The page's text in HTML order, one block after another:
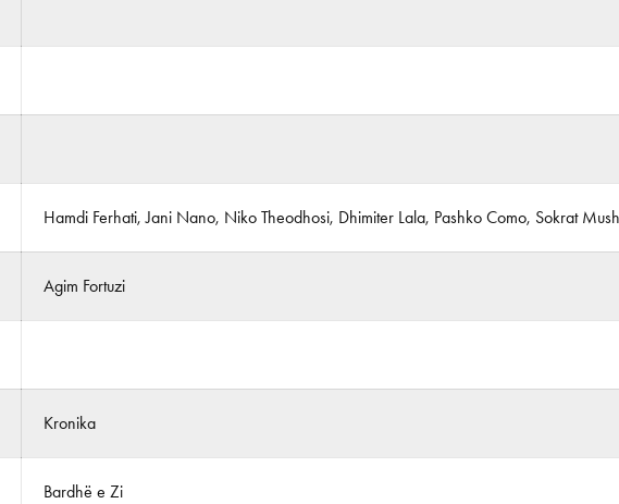
Hamdi Ferhati, Jani Nano, Niko Theodhosi, Dhimiter Lala, Pashko Como, Sokrat
Agim Fortuzi
Kronika
Bardhë e Zi